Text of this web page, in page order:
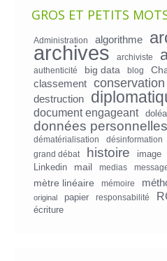
GROS ET PETITS
Administration algorithme
archives archiviste
authenticité big data blog
classement
conservation
destruction
document engageant
données personnelles
dématérialisation désinformation
grand débat histoire image
Linkedin mail medias
mètre linéaire mémoire
original papier responsabilité
écriture